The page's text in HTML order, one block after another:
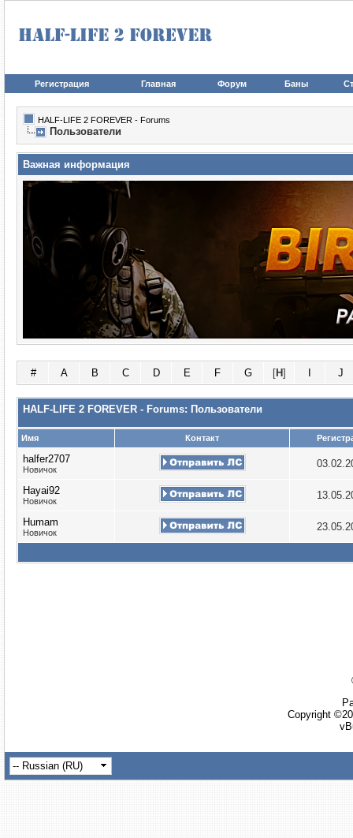
Регистрация Главная Форум Баны
HALF-LIFE 2 FOREVER - Forums
Пользователи
Важная информация
# A B C D E F G [H] J
HALF-LIFE 2 FOREVER - Forums: Пользователи
Имя Контакт
halfer2707
Новичок
Hayai92
Новичок
Humam
Новичок
Copyright